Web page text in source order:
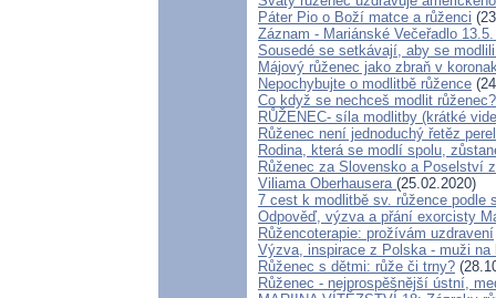
Páter Pio o Boží matce a růženci
Záznam - Mariánské Večeřadlo
Sousedé se setkávají, aby se
Májový růženec jako zbraň v
Nepochybujte o modlitbě růžence
Co když se nechceš modlit růženec?
RŮŽENEC- síla modlitby (krátké
Růženec není jednoduchý řetěz
Rodina, která se modlí spolu,
Růženec za Slovensko a Poselství
Viliama Oberhausera (25.02.2020)
7 cest k modlitbě sv. růžence podle
Odpověď, výzva a přání exorcisty
Růžencoterapie: prožívám uzdravení
Výzva, inspirace z Polska - muži na
Růženec s dětmi: růže či trny?
Růženec - nejprospěšnější ústní,